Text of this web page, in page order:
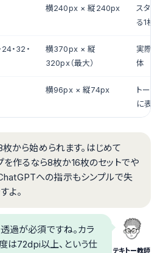
横240px × 縦240px
スタン
る1枚
24・32・
横370px × 縦
320px（最大）
実際の
体
横96px × 縦74px
トーク
に表示
から始められます。はじめて
を作るなら8枚か16枚のセットでや
ChatGPTへの指示もシンプルで失
よ。
テキトー教師
過が必須ですね。カラ
は72dpi以上、という仕